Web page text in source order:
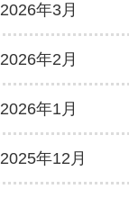
2026年3月
2026年2月
2026年1月
2025年12月